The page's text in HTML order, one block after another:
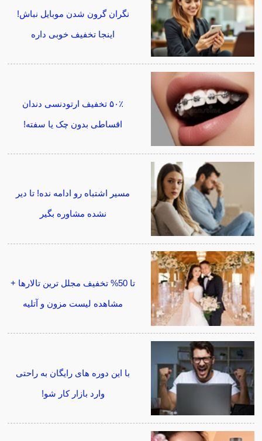
نگران گرون شدن موبایل نباش!
اینجا تخفیف خوبی داره
۵۰٪ تخفیف ارتودنسی دندان
اقساطی بدون چک یا سفته!
مسیر اشتباه رو ادامه نده! تا دیر
نشده مشاوره بگیر
تا 50% تخفیف مجلل ترین تالارها +
مشاهده لیست مزون و آتلیه
با این دوره های رایگان به راحتی
وارد بازار کار شو!